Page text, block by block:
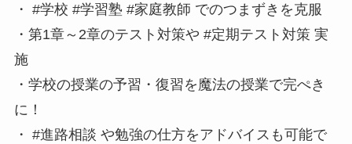
・ #学校 #学習塾 #家庭教師 でのつまずきを克服
・第1章～2章のテスト対策や #定期テスト対策 実
施
・学校の授業の予習・復習を魔法の授業で完ぺき
に！
・ #進路相談 や勉強の仕方をアドバイスも可能で